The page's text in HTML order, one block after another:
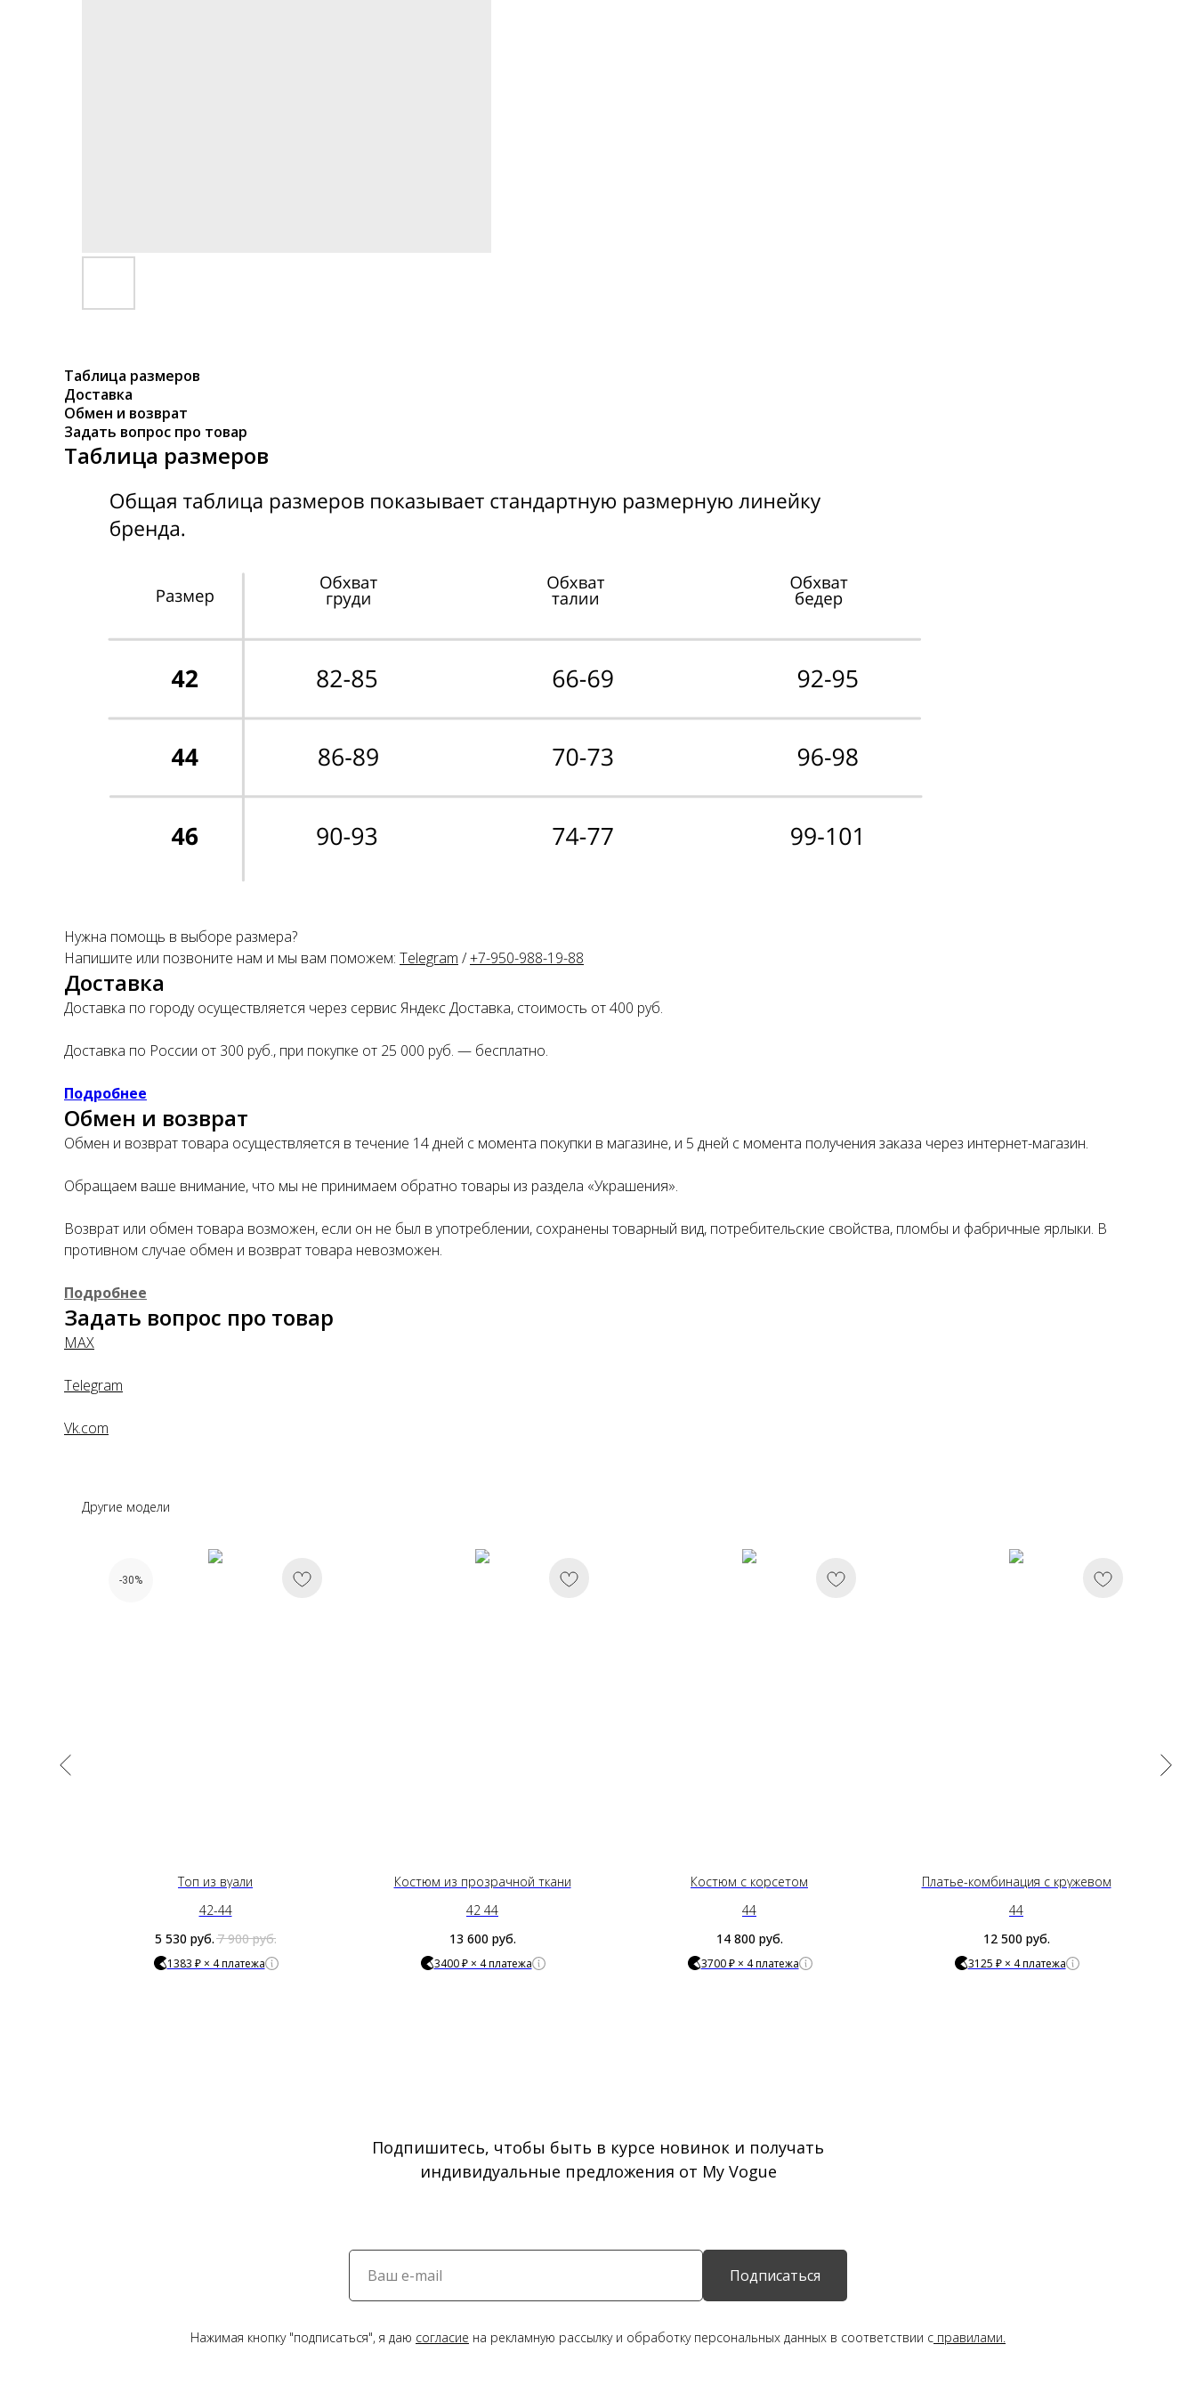
Таблица размеров
Доставка
Обмен и возврат
Задать вопрос про товар
Таблица размеров
Нужна помощь в выборе размера?
Напишите или позвоните нам и мы вам поможем: Telegram /+7-950-988-19-88
Доставка
Доставка по городу осуществляется через сервис Яндекс Доставка, стоимость от 400 руб.
Доставка по России от 300 руб., при покупке от 25 000 руб. — бесплатно.
Подробнее
Обмен и возврат
Обмен и возврат товара осуществляется в течение 14 дней с момента покупки в магазине, и 5 дней с момента получения заказа через интернет-магазин.
Обращаем ваше внимание, что мы не принимаем обратно товары из раздела «Украшения».
Возврат или обмен товара возможен, если он не был в употреблении, сохранены товарный вид, потребительские свойства, пломбы и фабричные ярлыки. В
противном случае обмен и возврат товара невозможен.
Подробнее
Задать вопрос про товар
MAX
Telegram
Vk.com
Другие модели
-30%
Топ из вуали
42-44
5 530 руб.7 900 руб.
1383 ₽ × 4 платежа
Костюм из прозрачной ткани
42 44
13 600 руб.
3400 ₽ × 4 платежа
Костюм с корсетом
44
14 800 руб.
3700 ₽ × 4 платежа
Платье-комбинация с кружевом
44
12 500 руб.
3125 ₽ × 4 платежа
Подпишитесь, чтобы быть в курсе новинок и получать
индивидуальные предложения от My Vogue
Подписаться
Нажимая кнопку "подписаться", я даю согласие на рекламную рассылку и обработку персональных данных в соответствии с правилами.
Оплатите сегодня 25% стоимости покупки картой любого
Оплата
Через